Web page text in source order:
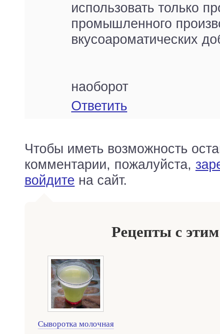
использовать только
промышленного
вкусоароматических
наоборот
Ответить
Чтобы иметь возможность
комментарии, пожалуйста,
войдите на сайт.
Рецепты с
Сыворотка молочная